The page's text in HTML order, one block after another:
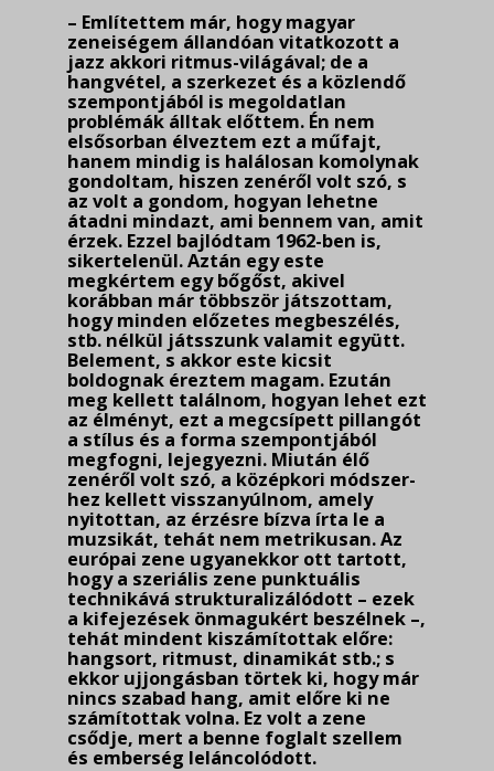
– Említettem már, hogy magyar
zeneiségem állandóan vitatkozott a
jazz akkori ritmus-világával; de a
hangvétel, a szerkezet és a közlendő
szempontjából is megoldatlan
problémák álltak előttem. Én nem
elsősorban élveztem ezt a műfajt,
hanem mindig is halálosan komolynak
gondoltam, hiszen zenéről volt szó, s
az volt a gondom, hogyan lehetne
átadni mindazt, ami bennem van, amit
érzek. Ezzel bajlódtam 1962-ben is,
sikertelenül. Aztán egy este
megkértem egy bőgőst, akivel
korábban már többször játszottam,
hogy minden előzetes megbeszélés,
stb. nélkül játsszunk valamit együtt.
Belement, s akkor este kicsit
boldognak éreztem magam. Ez­után
meg kellett találnom, hogyan lehet ezt
az élményt, ezt a megcsípett pillangót
a stílus és a forma szempontjából
megfogni, lejegyezni. Miután élő
zenéről volt szó, a középkori módszer­
hez kellett visszanyúlnom, amely
nyitottan, az érzésre bízva írta le a
muzsikát, tehát nem met­rikusan. Az
európai zene ugyanekkor ott tartott,
hogy a szeriális zene punktuális
technikává strukturalizálódott – ezek
a kifejezések önmagukért beszélnek –,
tehát mindent kiszámítottak előre:
hangsort, ritmust, dinamikát stb.; s
ekkor ujjongásban törtek ki, hogy már
nincs szabad hang, amit előre ki ne
számítottak volna. Ez volt a zene
csődje, mert a benne foglalt szellem
és emberség leláncolódott.